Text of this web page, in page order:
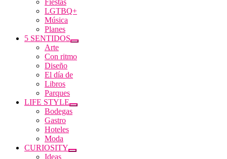
Fiestas
LGTBQ+
Música
Planes
5 SENTIDOS
Arte
Con ritmo
Diseño
El día de
Libros
Parques
LIFE STYLE
Bodegas
Gastro
Hoteles
Moda
CURIOSITY
Ideas